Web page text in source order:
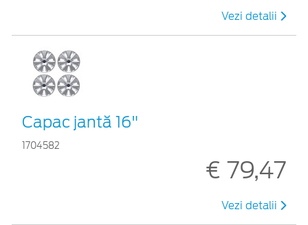
Vezi detalii
Capac jantă 16"
1704582
€ 79,47
Vezi detalii